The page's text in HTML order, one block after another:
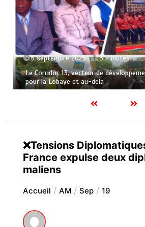
6 septembre 2025 3 minutes
Le Corridor 13, vecteur de
pour la Lobaye et au-delà
❌Tensions
France expulse deux
maliens
Accueil AM Sep 19